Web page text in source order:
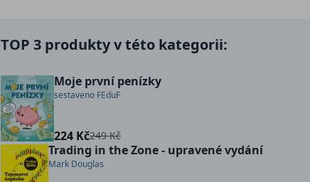
TOP 3 produkty v této kategorii:
Moje první penízky
sestaveno FEduF
224 Kč249 Kč
Trading in the Zone - upravené vydání
Mark Douglas